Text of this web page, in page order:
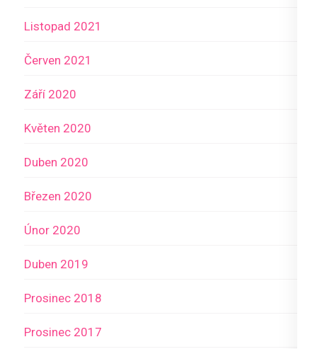
Listopad 2021
Červen 2021
Září 2020
Květen 2020
Duben 2020
Březen 2020
Únor 2020
Duben 2019
Prosinec 2018
Prosinec 2017